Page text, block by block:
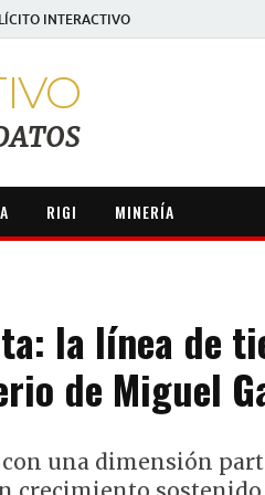
INTERACTIVO
RIGI MINERÍA
la línea de
de Miguel
una dimensión